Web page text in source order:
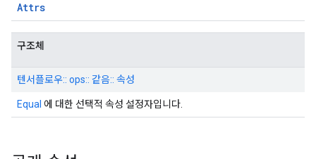
Attrs
구조체
텐서플로우:: ops:: 같음:: 속성
Equal 에 대한 선택적 속성 설정자입니다.